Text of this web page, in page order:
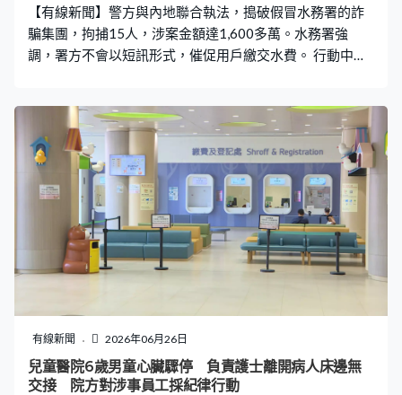
【有線新聞】警方與內地聯合執法，搗破假冒水務署的詐
騙集團，拘捕15人，涉案金額達1,600多萬。水務署強
調，署方不會以短訊形式，催促用戶繳交水費。 行動中檢
及最少720宗釣魚騙案，損失金額1,630萬元。當中損失最
大一宗受害人是一名71歲長者，他點擊假冒連結，提供兩
張信用卡資料，損失31萬。 警方表示，騙徒會在訊息刻意
加入類似水務署或政府縮寫，令市民誤以為是水務署官方
短訊。網絡安全及科技罪案調查科高級督察任浩賢：「短
訊內容通常聲稱，市民的水費帳單資料需要更新，或者是
水費已經逾期，甚至以『暫停供水』等具迫切感字眼，令
受害人情急之下，點擊短訊裡面的超連結。」 香港與內地
集團，但仍然有人在逃，不排除有更多人被捕。 水務署強
調，不會以短訊形式催促用戶繳交水費，提醒如果市民收
到可疑短訊，或曾經向虛假連結提供個人或信用卡資料，
應該立即與警方聯絡。
有線新聞 2026年06月26日
兒童醫院6歲男童心臟驟停 負責護士離開病人床邊無
交接 院方對涉事員工採紀律行動